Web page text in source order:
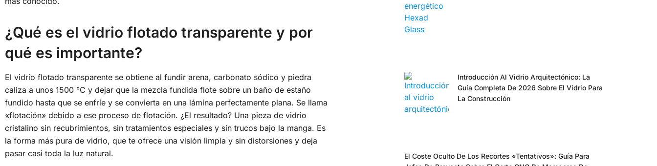
¿Qué es el vidrio flotado transparente y por
qué es importante?
El vidrio flotado transparente se obtiene al fundir arena, carbonato sódico y piedra
caliza a unos 1500 °C y dejar que la mezcla fundida flote sobre un baño de estaño
fundido hasta que se enfríe y se convierta en una lámina perfectamente plana. Se llama
«flotación» debido a ese proceso de flotación. ¿El resultado? Una pieza de vidrio
cristalino sin recubrimientos, sin tratamientos especiales y sin trucos bajo la manga. Es
la forma más pura de vidrio, que te ofrece una visión limpia y sin distorsiones y deja
pasar casi toda la luz natural.
Introducción Al Vidrio Arquitectónico: La
Guía Completa De 2026 Sobre El Vidrio Para
La Construcción
El Coste Oculto De Los Recortes «tentativos»: Guía Para